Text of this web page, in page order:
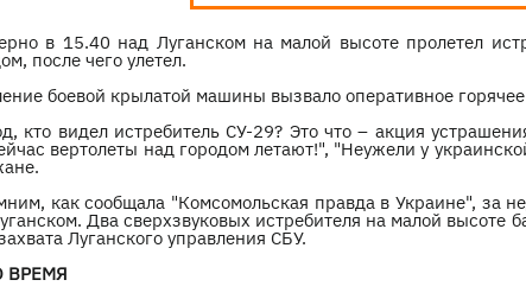
в 15.40 над Луганском на малой высоте пролетел
после чего улетел.
боевой крылатой машины вызвало оперативное
кто видел истребитель СУ-29? Это что – акция
вертолеты над городом летают!", "Неужели у
как сообщала "Комсомольская правда в Украине", за
Два сверхзвуковых истребителя на малой
Луганского управления СБУ.
ВРЕМЯ